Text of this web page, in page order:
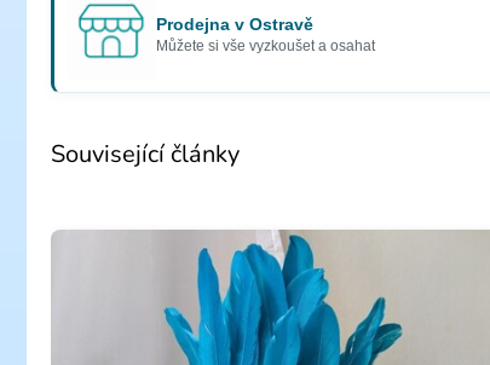
Prodejna v Ostravě
Můžete si vše vyzkoušet a osahat
Související články